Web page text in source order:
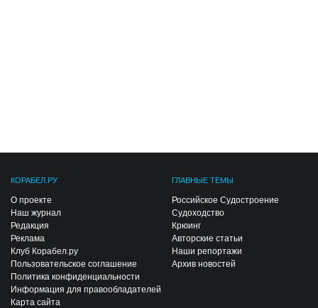
КОРАБЕЛ.РУ
О проекте
Наш журнал
Редакция
Реклама
Клуб Корабел.ру
Пользовательское соглашение
Политика конфиденциальности
Информация для правообладателей
Карта сайта
ГЛАВНЫЕ ТЕМЫ
Российское Судостроение
Судоходство
Крюинг
Авторские статьи
Наши репортажи
Архив новостей